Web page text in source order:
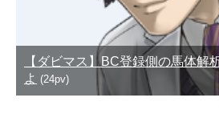
【ダビマス】BC登録側の馬体解
よ (24pv)